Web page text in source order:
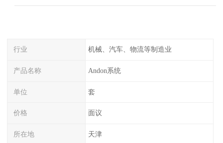
行业 机械、汽车、物流等制造业
产品名称 Andon系统
单位 套
价格 面议
所在地 天津